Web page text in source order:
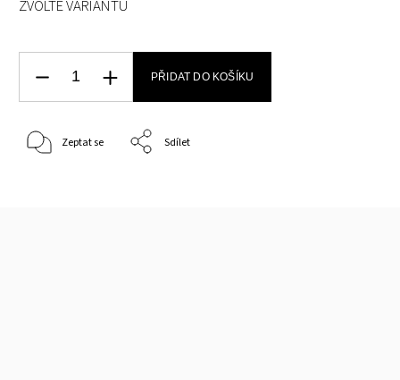
ZVOLTE VARIANTU
PŘIDAT DO KOŠÍKU
Zeptat se Sdílet